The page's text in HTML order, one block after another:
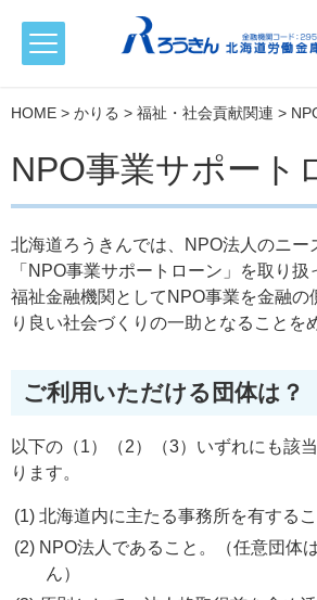
HOME > かりる > 福祉・社会貢献関連 >
NPO事業サポート
北海道ろうきんでは、NPO法人のニー
「NPO事業サポートローン」を取り扱
福祉金融機関としてNPO事業を金融の
り良い社会づくりの一助となることを
ご利用いただける団体は？
以下の（1）（2）（3）いずれにも該
ります。
北海道内に主たる事務所を有するこ
NPO法人であること。（任意団体
ん）